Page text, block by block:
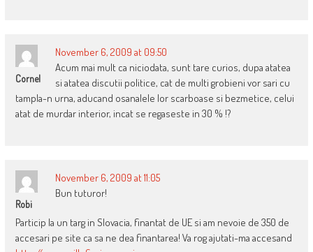
Cornel
November 6, 2009 at 09:50
Acum mai mult ca niciodata, sunt tare curios, dupa atatea
si atatea discutii politice, cat de multi grobieni vor sari cu
tampla-n urna, aducand osanalele lor scarboase si bezmetice, celui
atat de murdar interior, incat se regaseste in 30 % !?
Robi
November 6, 2009 at 11:05
Bun tuturor!
Particip la un targ in Slovacia, finantat de UE si am nevoie de 350 de
accesari pe site ca sa ne dea finantarea! Va rog ajutati-ma accesand